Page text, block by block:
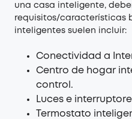
una casa inteligente,
requisitos/características
inteligentes suelen incluir:
Conectividad a
Centro de hogar
control.
Luces e
Termostato